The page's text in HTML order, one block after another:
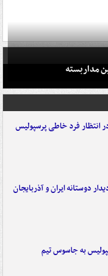
انتظار فرد خاطی پرسپولیس
دوستانه ایران و آذربایجان
به جاسوس تیم